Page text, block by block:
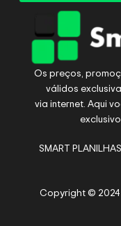
Os preços,
válidos
via internet. Aqui
SMART
Copyright © 2024